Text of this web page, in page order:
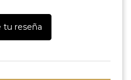
tu reseña